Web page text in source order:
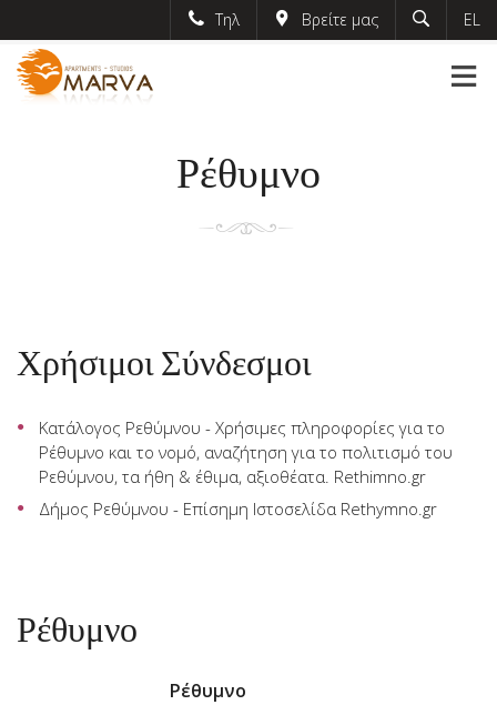
marvaapartments
+30-6974-802762
info@marvaapartments.gr
English
German
Τηλ Βρείτε μας EL
Ρέθυμνο
Χρήσιμοι Σύνδεσμοι
Κατάλογος Ρεθύμνου - Χρήσιμες πληροφορίες για το
Ρέθυμνο και το νομό, αναζήτηση για το πολιτισμό του
Ρεθύμνου, τα ήθη & έθιμα, αξιοθέατα. Rethimno.gr
Δήμος Ρεθύμνου - Επίσημη Ιστοσελίδα Rethymno.gr
Ρέθυμνο
Ρέθυμνο